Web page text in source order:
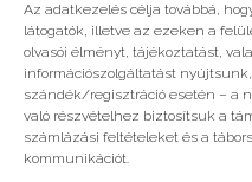
Az adatkezelés célja továbbá,
látogatók, illetve az ezeken a
olvasói élményt, tájékoztatást,
információszolgáltatást
szándék/regisztráció esetén – a
való részvételhez biztosítsuk a
számlázási feltételeket és a
kommunikációt.
Az e-mail címet nem
mezőket*karakterrel